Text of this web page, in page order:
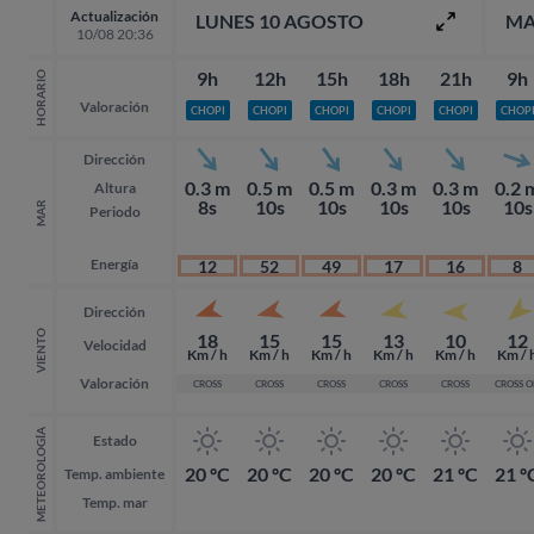
Actualización
10/08 20:36
HORARIO Valoración
MAR
Dirección
Altura
Periodo
Energía
VIENTO
Dirección
Velocidad
Valoración
METEOROLOGÍA
Estado
Temp. ambiente
Temp. mar
LUNES 10 AGOSTO
9h
CHOPI
0.3 m
8s
12
18
Km / h
CROSS
20 ºC
12h
CHOPI
0.5 m
10s
52
15
Km / h
CROSS
20 ºC
15h
CHOPI
0.5 m
10s
49
15
Km / h
CROSS
20 ºC
18h
CHOPI
0.3 m
10s
17
13
Km / h
CROSS
20 ºC
21h
CHOPI
0.3 m
10s
16
10
Km / h
CROSS
21 ºC
9h
CHOPI
0.2
10s
8
12
Km /
CROSS
21